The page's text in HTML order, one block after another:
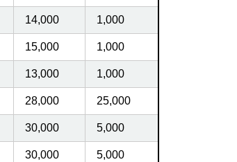
14,000 1,000
15,000 1,000
13,000 1,000
28,000 25,000
30,000 5,000
30,000
5,000